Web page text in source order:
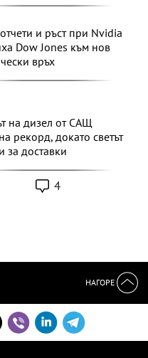
и ръст при Nvidia
Dow Jones към нов
връх
на дизел от САЩ
рекорд, докато светът
за доставки
4
НАГОРЕ